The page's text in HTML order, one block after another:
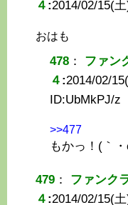
４ :2014/02/15(
おはも
478 ： ファン
４ :2014/02/
ID:UbMkPJ/z
>>477
もかっ！(｀
479 ： ファンク
４ :2014/02/15(